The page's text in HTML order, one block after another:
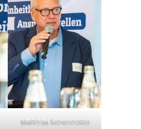
Matthias Scheinhütte